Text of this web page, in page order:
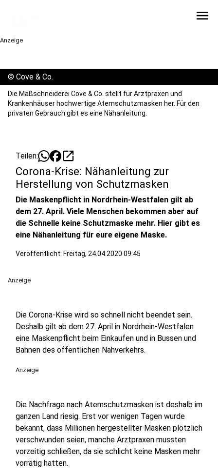
menu
Anzeige
© Cove & Co.
Die Maßschneiderei Cove & Co. stellt für Arztpraxen und
Krankenhäuser hochwertige Atemschutzmasken her. Für den
privaten Gebrauch gibt es eine Nähanleitung.
Teilen: open_in_new
Corona-Krise: Nähanleitung zur
Herstellung von Schutzmasken
Die Maskenpflicht in Nordrhein-Westfalen gilt ab
dem 27. April. Viele Menschen bekommen aber auf
die Schnelle keine Schutzmaske mehr. Hier gibt es
eine Nähanleitung für eure eigene Maske.
Veröffentlicht: Freitag, 24.04.2020 09:45
Anzeige
Die Corona-Krise wird so schnell nicht beendet sein.
Deshalb gilt ab dem 27. April in Nordrhein-Westfalen
eine Maskenpflicht beim Einkaufen und in Bussen und
Bahnen des öffentlichen Nahverkehrs.
Anzeige
Die Nachfrage nach Atemschutzmasken ist deshalb im
ganzen Land riesig. Erst vor wenigen Tagen wurde
bekannt, dass Millionen hergestellter Masken plötzlich
verschwunden seien, manche Arztpraxen mussten
vorzeitig schließen, da sie schlicht keine Masken mehr
vorrätig hatten.